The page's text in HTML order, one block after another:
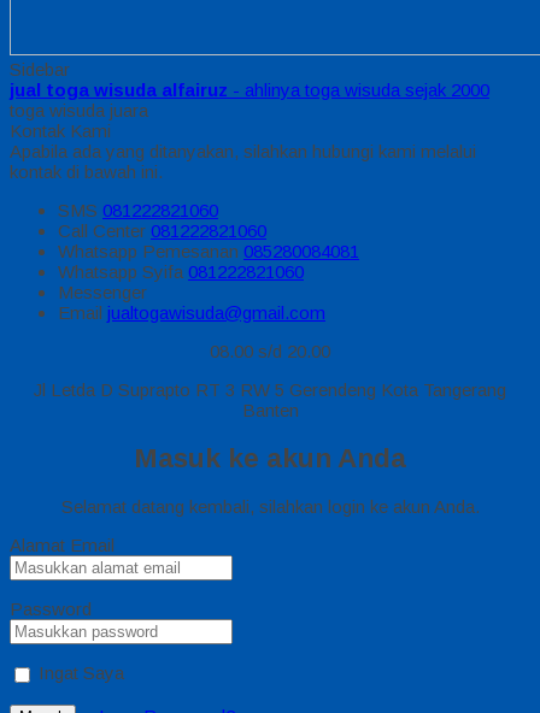
Sidebar
jual toga wisuda alfairuz - ahlinya toga wisuda sejak 2000
toga wisuda juara
Kontak Kami
Apabila ada yang ditanyakan, silahkan hubungi kami melalui
kontak di bawah ini.
SMS 081222821060
Call Center 081222821060
Whatsapp Pemesanan 085280084081
Whatsapp Syifa 081222821060
Messenger
Email jualtogawisuda@gmail.com
08.00 s/d 20.00
Jl Letda D Suprapto RT 3 RW 5 Gerendeng Kota Tangerang
Banten
Masuk ke akun Anda
Selamat datang kembali, silahkan login ke akun Anda.
Alamat Email
Password
Ingat Saya